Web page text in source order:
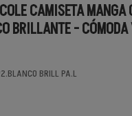
CAMISETA MANGA
BRILLANTE - CÓMODA
BRILL PA.L